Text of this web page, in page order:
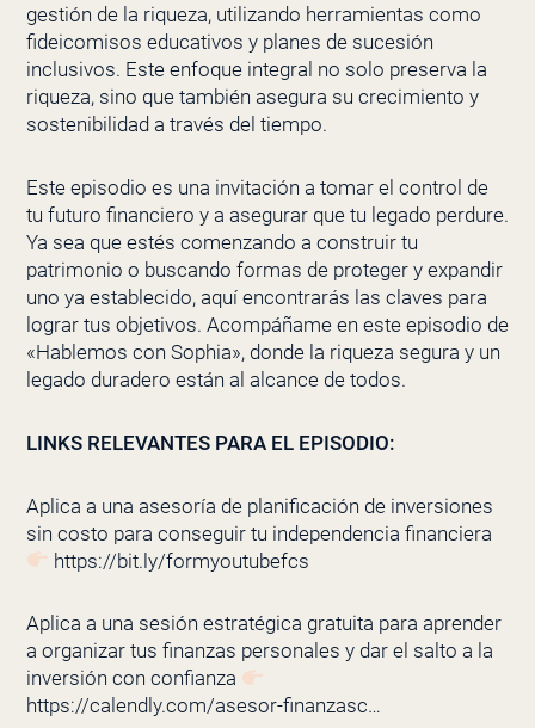
gestión de la riqueza, utilizando herramientas como
fideicomisos educativos y planes de sucesión
inclusivos. Este enfoque integral no solo preserva la
riqueza, sino que también asegura su crecimiento y
sostenibilidad a través del tiempo.
Este episodio es una invitación a tomar el control de
tu futuro financiero y a asegurar que tu legado perdure.
Ya sea que estés comenzando a construir tu
patrimonio o buscando formas de proteger y expandir
uno ya establecido, aquí encontrarás las claves para
lograr tus objetivos. Acompáñame en este episodio de
«Hablemos con Sophia», donde la riqueza segura y un
legado duradero están al alcance de todos.
LINKS RELEVANTES PARA EL EPISODIO:
Aplica a una asesoría de planificación de inversiones
sin costo para conseguir tu independencia financiera
https://bit.ly/formyoutubefcs
Aplica a una sesión estratégica gratuita para aprender
a organizar tus finanzas personales y dar el salto a la
inversión con confianza
https://calendly.com/asesor-finanzasc…